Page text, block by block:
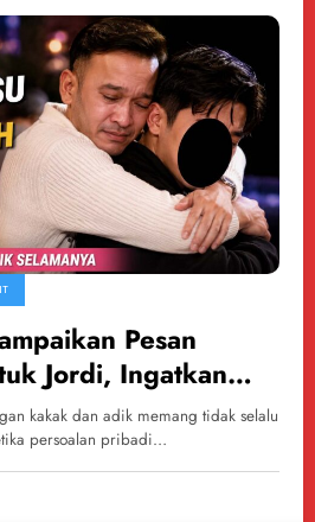
Pesan
Jordi, Ingatkan
Selamanya
kakak dan adik memang tidak selalu
persoalan pribadi…